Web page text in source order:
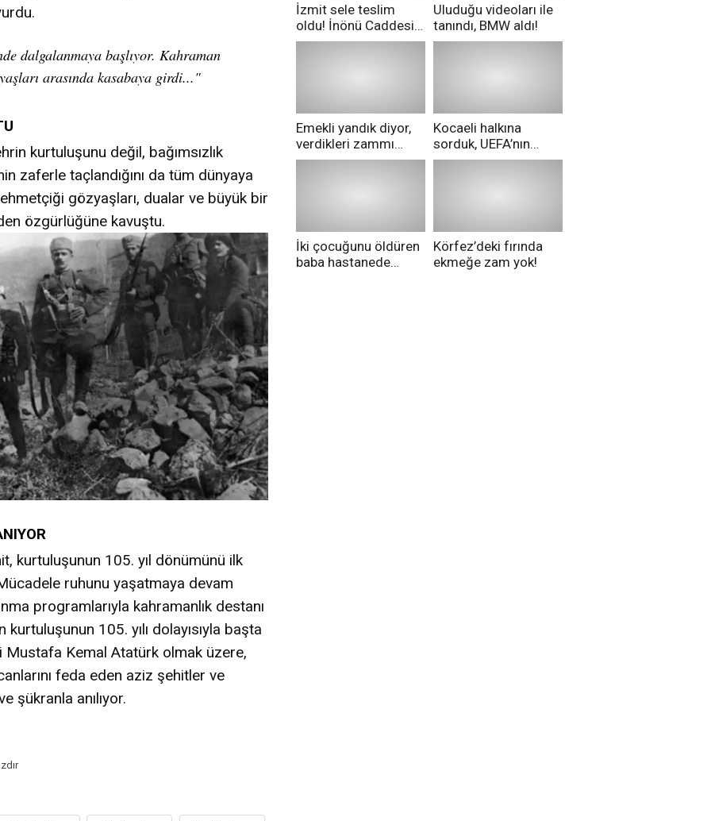
dalgalanmaya başlıyor. Kahraman
arasında kasabaya girdi..."
kurtuluşunu değil, bağımsızlık
zaferle taçlandığını da tüm dünyaya
gözyaşları, dualar ve büyük bir
özgürlüğüne kavuştu.
kurtuluşunun 105. yıl dönümünü ilk
ruhunu yaşatmaya devam
programlarıyla kahramanlık destanı
105. yılı dolayısıyla başta
Mustafa Kemal Atatürk olmak üzere,
feda eden aziz şehitler ve
şükranla anılıyor.
İzmit sele teslim
oldu! İnönü Caddesi
göle döndü!
Uluduğu videoları ile
tanındı, BMW aldı!
Emekli yandık diyor,
verdikleri zammı
pazarda geri aldılar!
Kocaeli halkına
sorduk, UEFA’nın
Merih Demiral kararı
İki çocuğunu öldüren
baba hastanede
Körfez’deki fırında
ekmeğe zam yok!